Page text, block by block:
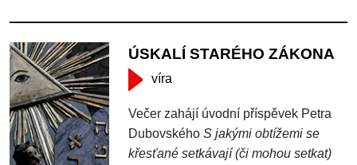
ÚSKALÍ STARÉHO ZÁKONA
víra
Večer zahájí úvodní příspěvek Petra
DubovskéhoS jakými obtížemi se
křesťané setkávají (či mohou setkat)